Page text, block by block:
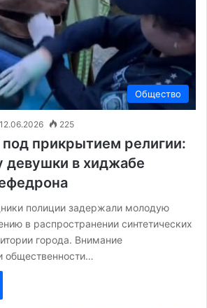
Общество
12.06.2026 225
прикрытием религии:
девушки в хиджабе
полиции задержали молодую
в распространении синтетических
города. Внимание
общественности…